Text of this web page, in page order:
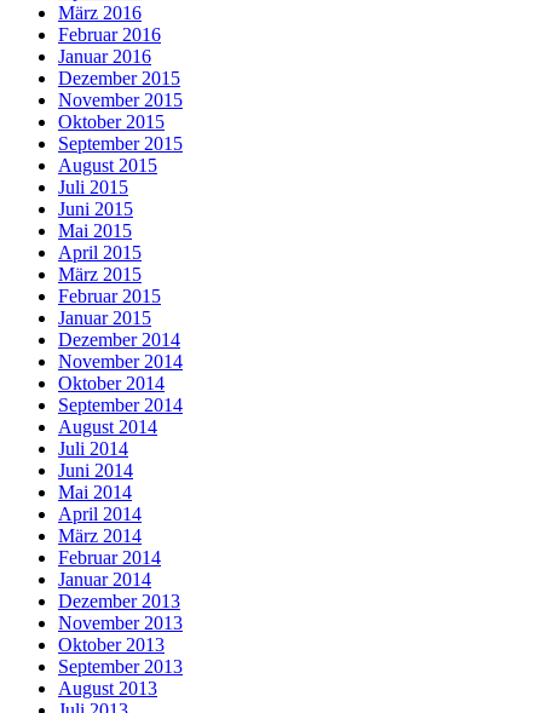
März 2016
Februar 2016
Januar 2016
Dezember 2015
November 2015
Oktober 2015
September 2015
August 2015
Juli 2015
Juni 2015
Mai 2015
April 2015
März 2015
Februar 2015
Januar 2015
Dezember 2014
November 2014
Oktober 2014
September 2014
August 2014
Juli 2014
Juni 2014
Mai 2014
April 2014
März 2014
Februar 2014
Januar 2014
Dezember 2013
November 2013
Oktober 2013
September 2013
August 2013